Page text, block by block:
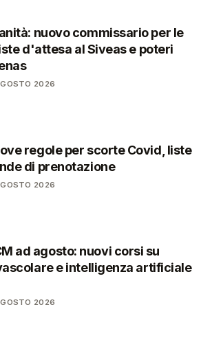
nuovo commissario per le
d'attesa al Siveas e poteri
2026
regole per scorte Covid, liste
di prenotazione
2026
ad agosto: nuovi corsi su
e intelligenza artificiale
2026